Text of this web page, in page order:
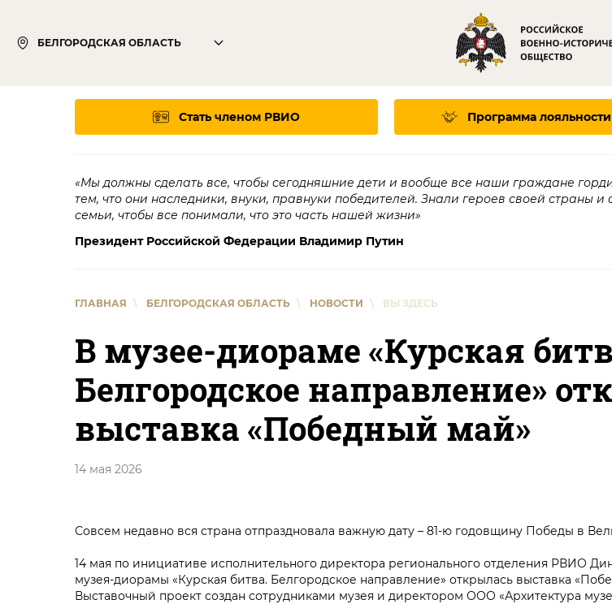
БЕЛГОРОДСКАЯ ОБЛАСТЬ
Стать членом РВИО Программа лояльности
«Мы должны сделать все, чтобы сегодняшние дети и вообще все наши граждане
тем, что они наследники, внуки, правнуки победителей. Знали героев своей страны и
семьи, чтобы все понимали, что это часть нашей жизни»
Президент Российской Федерации Владимир Путин
ГЛАВНАЯ \ БЕЛГОРОДСКАЯ ОБЛАСТЬ \ НОВОСТИ \ ВЫ ЗДЕСЬ
В музее-диораме «Курская
Белгородское направление»
выставка «Победный май»
14 мая 2026
Совсем недавно вся страна отпраздновала важную дату – 81-ю годовщину Победы в
14 мая по инициативе исполнительного директора регионального отделения РВИО
музея-диорамы «Курская битва. Белгородское направление» открылась выставка
Выставочный проект создан сотрудниками музея и директором ООО «Архитектура